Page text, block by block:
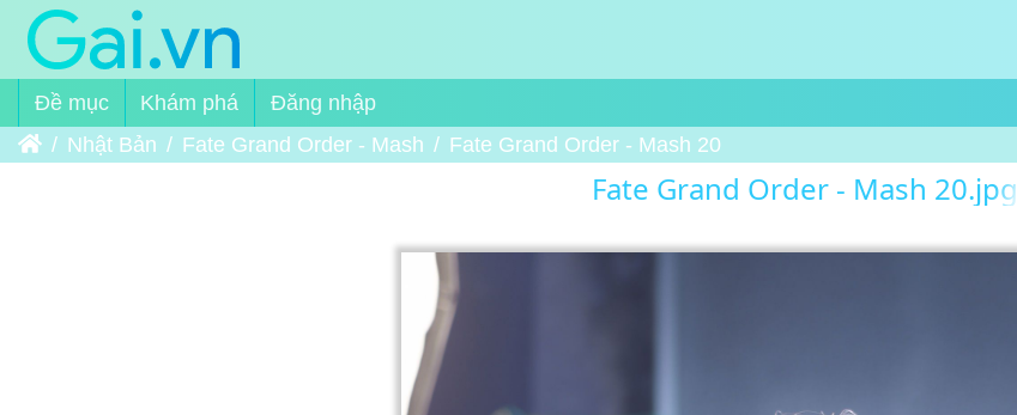
Đề mục Khám phá
Đăng nhập
Trang chủNhật Bản Fate Grand Order - Mash Fate Grand Order - Mash 20
Fate Grand Order - Mash 20.jpg